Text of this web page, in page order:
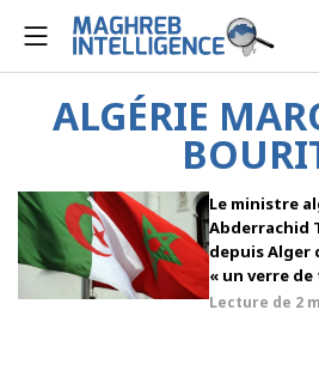
ALGÉRIE
Le ministre
Abderrachid
depuis Alger
« un verre de
Lecture de 2